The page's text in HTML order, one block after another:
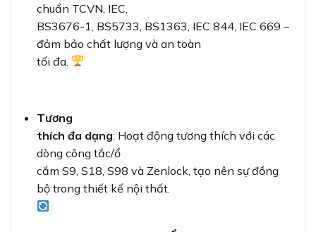
chuẩn TCVN, IEC,
BS3676-1, BS5733, BS1363, IEC 844, IEC 669 –
đảm bảo chất lượng và an toàn
tối đa.
Tương
thích đa dạng: Hoạt động tương thích với các
dòng công tắc/ổ
cắm S9, S18, S98 và Zenlock, tạo nên sự đồng
bộ trong thiết kế nội thất.